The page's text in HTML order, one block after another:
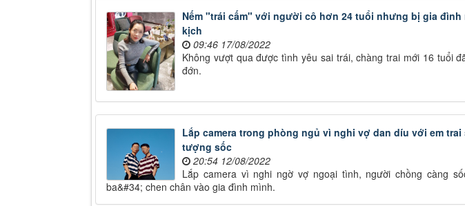
Nếm "trái cấm" với người cô hơn 24 tuổi nhưng bị gia đình
kịch
09:46 17/08/2022
Không vượt qua được tình yêu sai trái, chàng trai mới 16 tuổi
đớn.
Lắp camera trong phòng ngủ vì nghi vợ dan díu với em
tượng sốc
20:54 12/08/2022
Lắp camera vì nghi ngờ vợ ngoại tình, người chồng càng
ba&#34; chen chân vào gia đình mình.